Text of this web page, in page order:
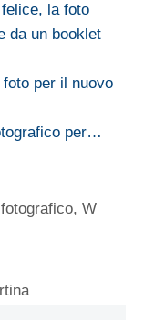
la foto
da un booklet
per il nuovo
per…
,W